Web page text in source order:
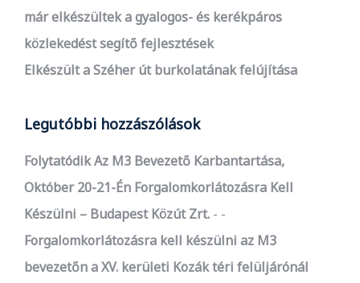
már elkészültek a gyalogos- és kerékpáros
közlekedést segítő fejlesztések
Elkészült a Széher út burkolatának felújítása
Legutóbbi hozzászólások
Folytatódik Az M3 Bevezető Karbantartása,
Október 20-21-Én Forgalomkorlátozásra Kell
Készülni – Budapest Közút Zrt.
-
Forgalomkorlátozásra kell készülni az M3
bevezetőn a XV. kerületi Kozák téri felüljárónál